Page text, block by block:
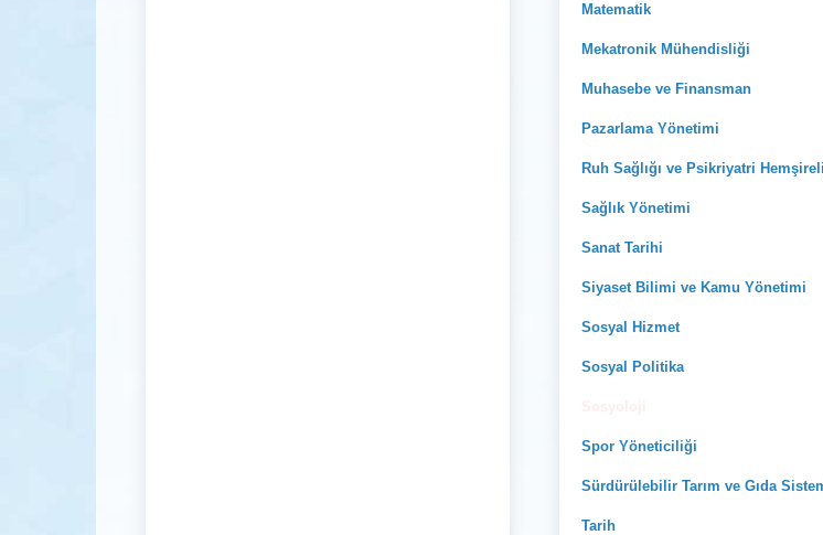
Matematik
Mekatronik Mühendisliği
Muhasebe ve Finansman
Pazarlama Yönetimi
Ruh Sağlığı ve Psikriyatri
Sağlık Yönetimi
Sanat Tarihi
Siyaset Bilimi ve Kamu Yönetimi
Sosyal Hizmet
Sosyal Politika
Spor Yöneticiliği
Sürdürülebilir Tarım ve Gıda
Tarih